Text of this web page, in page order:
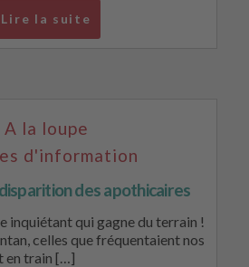
Lire la suite
A la loupe
d'information
des apothicaires
inquiétant qui gagne du terrain !
celles que fréquentaient nos
en train […]